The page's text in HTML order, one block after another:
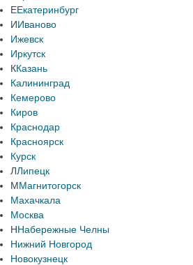
ЕЕкатеринбург
ИИваново
Ижевск
Иркутск
ККазань
Калининград
Кемерово
Киров
Краснодар
Красноярск
Курск
ЛЛипецк
ММагнитогорск
Махачкала
Москва
ННабережные Челны
Нижний Новгород
Новокузнецк